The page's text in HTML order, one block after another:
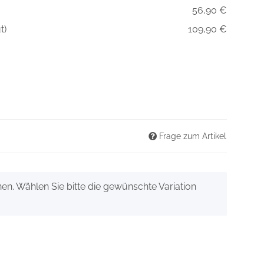
56,90 €
109,90 €
Frage zum Artikel
Wählen Sie bitte die gewünschte Variation